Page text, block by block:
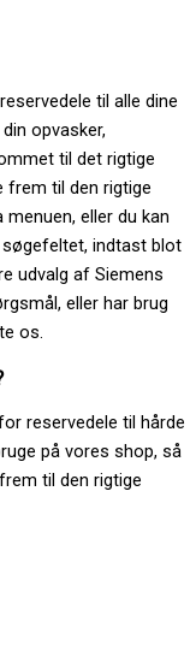
til alle dine
opvasker,
til det rigtige
frem til den rigtige
eller du kan
indtast blot
udvalg af Siemens
eller har brug
os.
reservedele til hårde
på vores shop, så
til den rigtige